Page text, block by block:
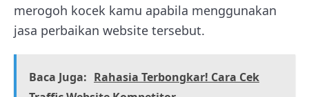
merogoh kocek kamu apabila menggunakan
jasa perbaikan website tersebut.
Baca Juga: Rahasia Terbongkar! Cara Cek